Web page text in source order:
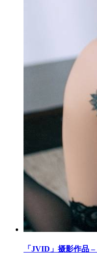
「JVID」摄影作品